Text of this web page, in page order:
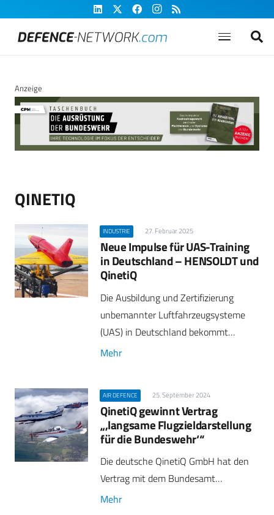
Anzeige
QINETIQ
INDUSTRIE 27. Februar 2025
Neue Impulse für UAS-Training
in Deutschland – HENSOLDT und
QinetiQ
Die Ausbildung und Zertifizierung
unbemannter Luftfahrzeugsysteme
(UAS) in Deutschland bekommt…
Mehr
AIR DEFENCE 25. September 2024
QinetiQ gewinnt Vertrag
„,langsame Flugzieldarstellung
für die Bundeswehr‘“
Die deutsche QinetiQ GmbH hat den
Vertrag mit dem Bundesamt…
Mehr